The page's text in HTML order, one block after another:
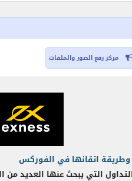
مركز رفع الصور والملفات
وطريقة اتقانها في الفوركس
التي يبحث عنها العديد